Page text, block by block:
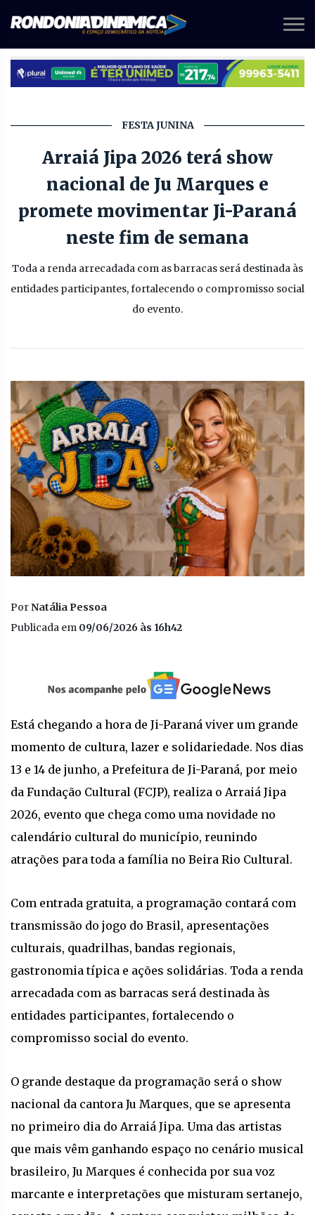
FESTA JUNINA
Arraiá Jipa 2026 terá show
nacional de Ju Marques e
promete movimentar Ji-Paraná
neste fim de semana
Toda a renda arrecadada com as barracas será destinada às
entidades participantes, fortalecendo o compromisso social
do evento.
PorNatália Pessoa
Publicada em 09/06/2026 às 16h42
Está chegando a hora de Ji-Paraná viver um grande
momento de cultura, lazer e solidariedade. Nos dias
13 e 14 de junho, a Prefeitura de Ji-Paraná, por meio
da Fundação Cultural (FCJP), realiza o Arraiá Jipa
2026, evento que chega como uma novidade no
calendário cultural do município, reunindo
atrações para toda a família no Beira Rio Cultural.
Com entrada gratuita, a programação contará com
transmissão do jogo do Brasil, apresentações
culturais, quadrilhas, bandas regionais,
gastronomia típica e ações solidárias. Toda a renda
arrecadada com as barracas será destinada às
entidades participantes, fortalecendo o
compromisso social do evento.
O grande destaque da programação será o show
nacional da cantora Ju Marques, que se apresenta
no primeiro dia do Arraiá Jipa. Uma das artistas
que mais vêm ganhando espaço no cenário musical
brasileiro, Ju Marques é conhecida por sua voz
marcante e interpretações que misturam sertanejo,